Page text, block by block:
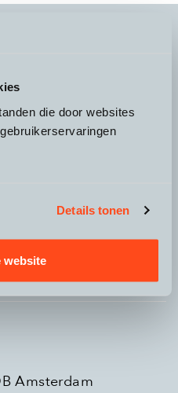
die door websites
Details tonen
website
Amsterdam